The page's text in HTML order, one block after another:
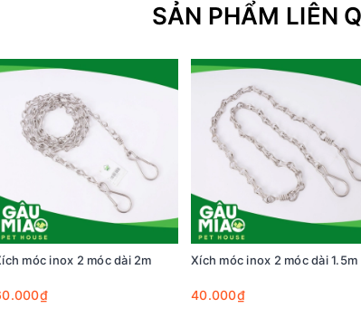
SẢN PHẨM LIÊN
móc inox 2 móc dài 2m Xích móc inox 2 móc dài 1.5m
40.000₫